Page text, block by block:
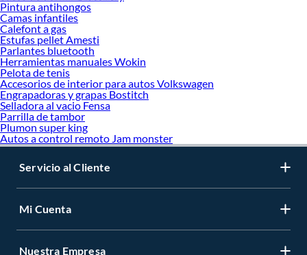
Pintura antihongos
Camas infantiles
Calefont a gas
Estufas pellet Amesti
Parlantes bluetooth
Herramientas manuales Wokin
Pelota de tenis
Accesorios de interior para autos Volkswagen
Engrapadoras y grapas Bostitch
Selladora al vacio Fensa
Parrilla de tambor
Plumon super king
Autos a control remoto Jam monster
Servicio al Cliente
Mi Cuenta
Nuestra Empresa